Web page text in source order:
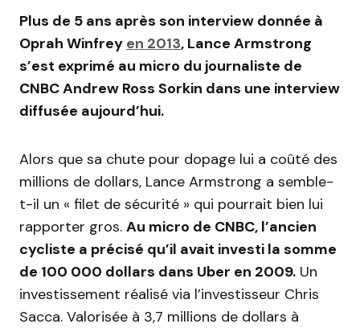
Plus de 5 ans après son interview donnée à
Oprah Winfrey en 2013, Lance Armstrong
s’est exprimé au micro du journaliste de
CNBC Andrew Ross Sorkin dans une interview
diffusée aujourd’hui.
Alors que sa chute pour dopage lui a coûté des
millions de dollars, Lance Armstrong a semble-
t-il un « filet de sécurité » qui pourrait bien lui
rapporter gros. Au micro de CNBC, l’ancien
cycliste a précisé qu’il avait investi la somme
de 100 000 dollars dans Uber en 2009. Un
investissement réalisé via l’investisseur Chris
Sacca. Valorisée à 3,7 millions de dollars à